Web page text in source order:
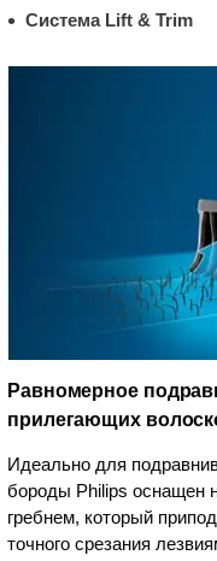
Система Lift & Trim
Равномерное
прилегающих
Идеально для
бороды Philips оснащен
гребнем, который
точного срезания